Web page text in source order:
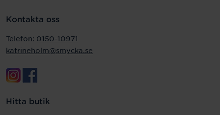
Kontakta oss
Telefon: 0150-10971
katrineholm@smycka.se
Hitta butik